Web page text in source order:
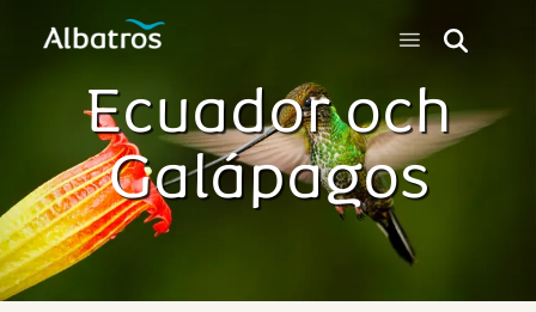
Ecuador och
Galápagos